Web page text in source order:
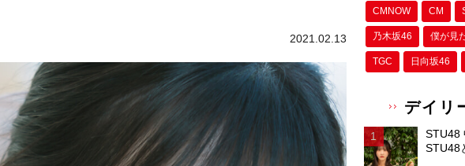
2021.02.13
CMNOW CM
乃木坂46 僕が⾒
TGC 日向坂46
デイリ
STU48
STU48